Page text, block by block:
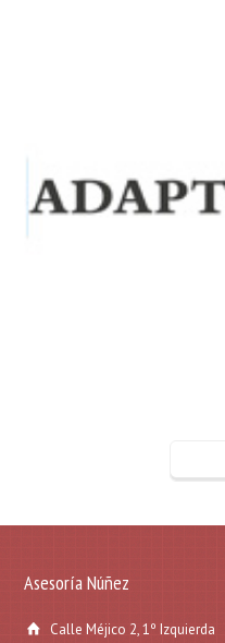
Asesoría Núñez
Calle Méjico 2, 1º Izquierda